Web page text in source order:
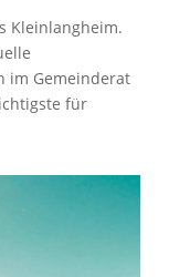
Kleinlangheim.
im Gemeinderat
für